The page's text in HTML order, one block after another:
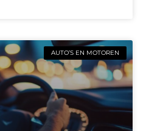
AUTO’S EN MOTOREN